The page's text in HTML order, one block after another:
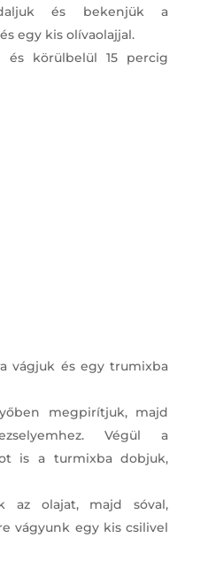
és bekenjük a
egy kis olívaolajjal.
és körülbelül 15 percig
vágjuk és egy trumixba
megpirítjuk, majd
Végül a
is a turmixba dobjuk,
az olajat, majd sóval,
vágyunk egy kis csilivel